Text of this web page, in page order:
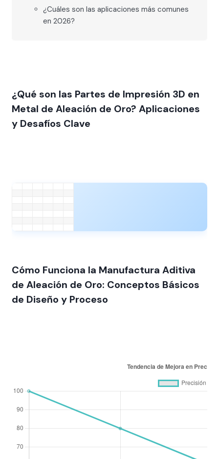
¿Cuáles son las aplicaciones más comunes
en 2026?
¿Qué son las Partes de Impresión 3D en
Metal de Aleación de Oro? Aplicaciones
y Desafíos Clave
Cómo Funciona la Manufactura Aditiva
de Aleación de Oro: Conceptos Básicos
de Diseño y Proceso